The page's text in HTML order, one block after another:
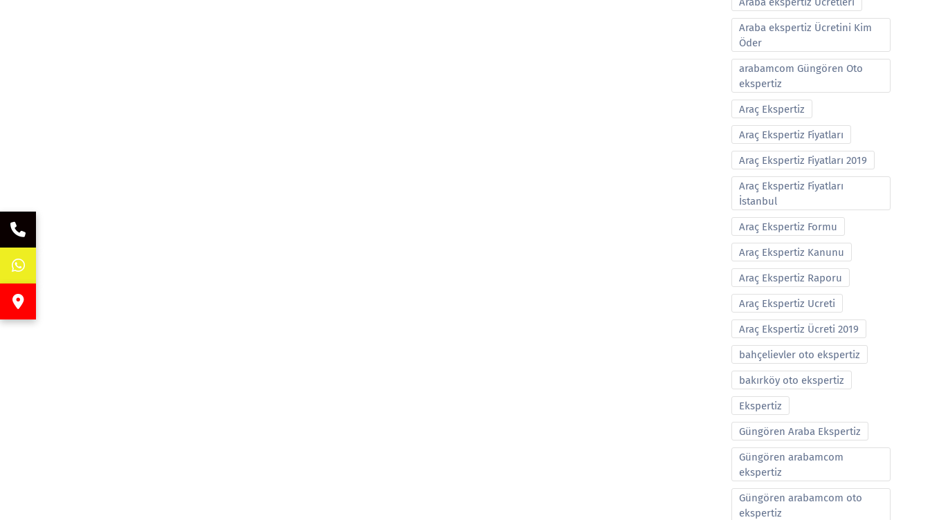
Araba ekspertiz Ücretini Kim
Öder
arabamcom Güngören Oto
ekspertiz
Araç Ekspertiz
Araç Ekspertiz Fiyatları
Araç Ekspertiz Fiyatları 2019
Araç Ekspertiz Fiyatları
İstanbul
Araç Ekspertiz Formu
Araç Ekspertiz Kanunu
Araç Ekspertiz Raporu
Araç Ekspertiz Ucreti
Araç Ekspertiz Ücreti 2019
bahçelievler oto ekspertiz
bakırköy oto ekspertiz
Ekspertiz
Güngören Araba Ekspertiz
Güngören arabamcom
ekspertiz
Güngören arabamcom oto
ekspertiz